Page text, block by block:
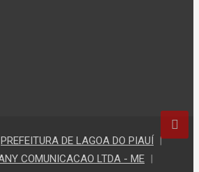
PREFEITURA DE LAGOA DO PIAUÍ
COMUNICACAO LTDA - ME